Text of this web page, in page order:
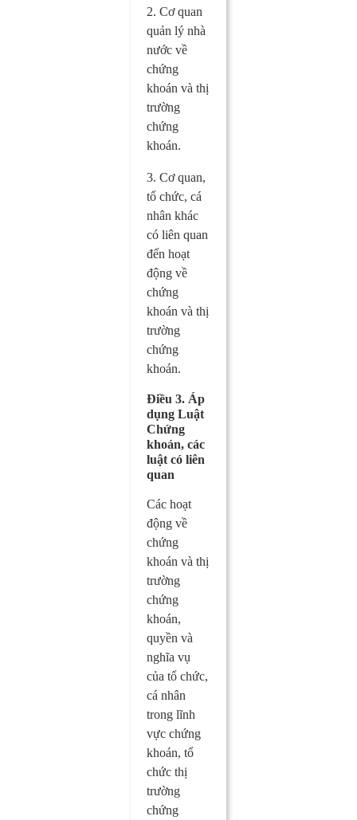
2. Cơ quan
quản lý nhà
nước về
chứng
khoán và thị
trường
chứng
khoán.
3. Cơ quan,
tổ chức, cá
nhân khác
có liên quan
đến hoạt
động về
chứng
khoán và thị
trường
chứng
khoán.
Điều 3. Áp
dụng Luật
Chứng
khoán, các
luật có liên
quan
Các hoạt
động về
chứng
khoán và thị
trường
chứng
khoán,
quyền và
nghĩa vụ
của tổ chức,
cá nhân
trong lĩnh
vực chứng
khoán, tổ
chức thị
trường
chứng